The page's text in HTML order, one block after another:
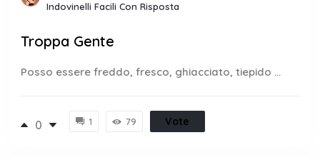
Indovinelli Facili Con Risposta
Troppa Gente
Posso essere freddo, fresco, ghiacciato, tiepido ...
0 1 79 Vote